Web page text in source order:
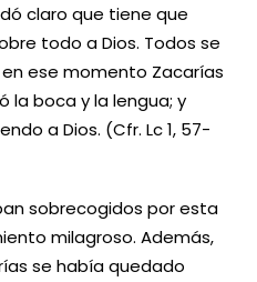
claro que tiene que
todo a Dios. Todos se
ese momento Zacarías
la boca y la lengua; y
a Dios. (Cfr. Lc 1, 57-
sobrecogidos por esta
milagroso. Además,
se había quedado